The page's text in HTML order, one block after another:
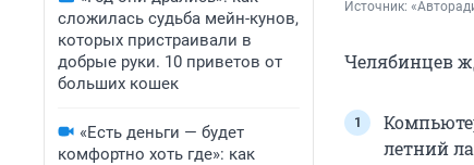
сложилась судьба мейн-кунов,
которых пристраивали в
добрые руки. 10 приветов от
больших кошек
«Есть деньги — будет
комфортно хоть где»: как
Источник:
Челябинцев
летний